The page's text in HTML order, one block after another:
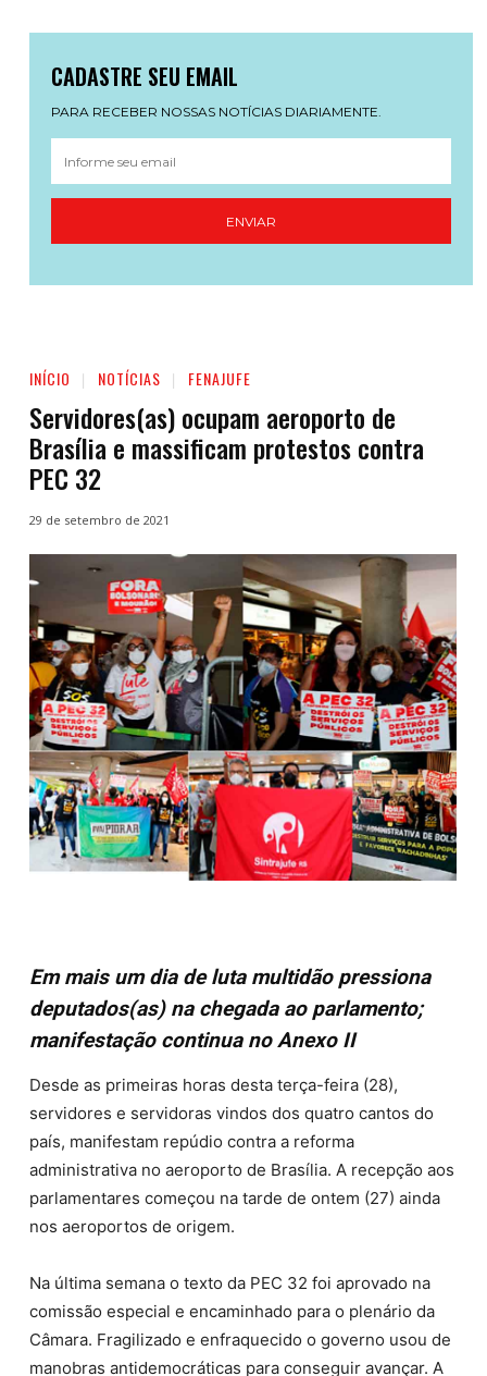
CADASTRE SEU EMAIL
PARA RECEBER NOSSAS NOTÍCIAS DIARIAMENTE.
ENVIAR